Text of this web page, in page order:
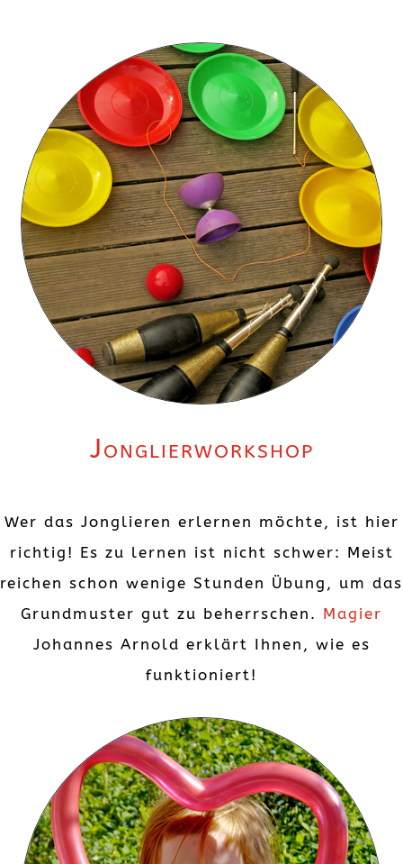
Jonglierworkshop
Wer das Jonglieren erlernen möchte, ist hier
richtig! Es zu lernen ist nicht schwer: Meist
reichen schon wenige Stunden Übung, um das
Grundmuster gut zu beherrschen. Magier
Johannes Arnold erklärt Ihnen, wie es
funktioniert!